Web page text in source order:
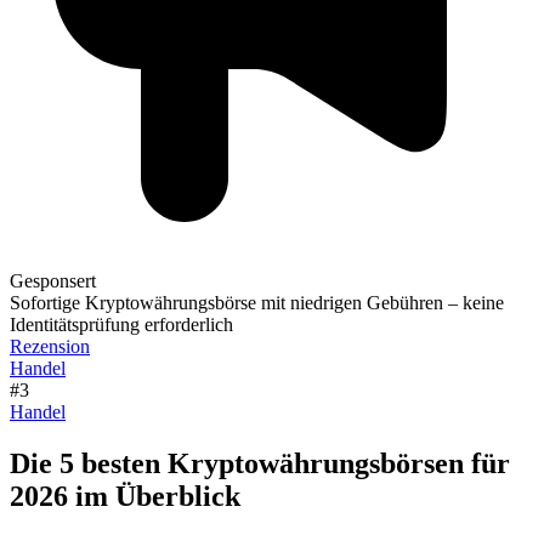
Gesponsert
Sofortige Kryptowährungsbörse mit niedrigen Gebühren – keine
Identitätsprüfung erforderlich
Rezension
Handel
#3
Handel
Die 5 besten Kryptowährungsbörsen für
2026 im Überblick